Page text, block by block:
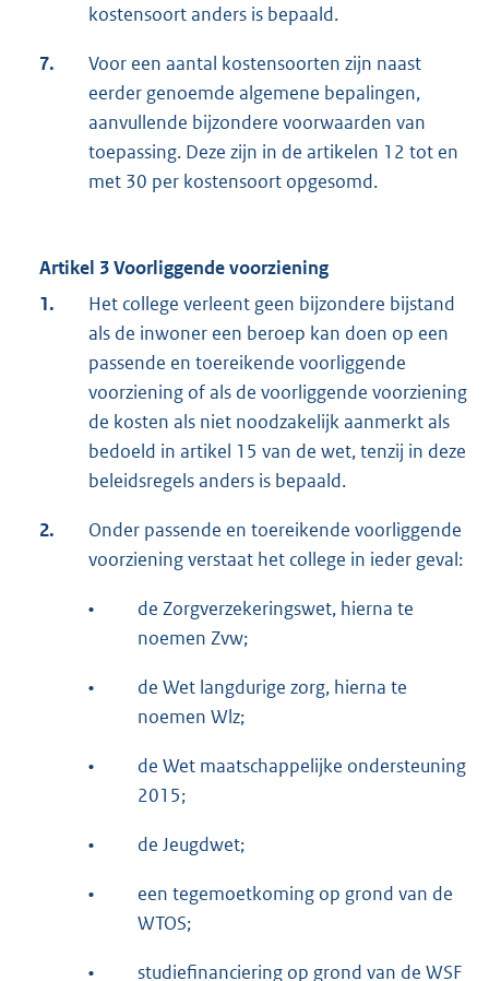
kostensoort anders is bepaald.
7.
Voor een aantal kostensoorten zijn naast
eerder genoemde algemene bepalingen,
aanvullende bijzondere voorwaarden van
toepassing. Deze zijn in de artikelen 12 tot en
met 30 per kostensoort opgesomd.
Artikel 3 Voorliggende voorziening
1.
Het college verleent geen bijzondere bijstand
als de inwoner een beroep kan doen op een
passende en toereikende voorliggende
voorziening of als de voorliggende voorziening
de kosten als niet noodzakelijk aanmerkt als
bedoeld in artikel 15 van de wet, tenzij in deze
beleidsregels anders is bepaald.
2.
Onder passende en toereikende voorliggende
voorziening verstaat het college in ieder geval:
•
de Zorgverzekeringswet, hierna te
noemen Zvw;
•
de Wet langdurige zorg, hierna te
noemen Wlz;
•
de Wet maatschappelijke ondersteuning
2015;
• de Jeugdwet;
•
een tegemoetkoming op grond van de
WTOS;
•
studiefinanciering op grond van de WSF